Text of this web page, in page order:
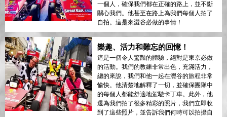
一個人，確保我們都在正確的路上，並不斷
關心我們。他甚至在路上為我們每個人拍了
自拍。這是來澀谷必做的事情！
樂趣、活力和難忘的回憶！
這是一個令人驚豔的體驗，絕對是東京必做
的活動。我們的教練非常出色，充滿活力，
總的來說，我們和他一起在澀谷的旅程非常
愉快。他清楚地解釋了一切，並確保團隊中
的每個人都能舒適地駕駛卡丁車。此外，他
還為我們拍了很多精彩的照片，我們立即收
到了這些照片，並告訴我們何時可以拍攝自